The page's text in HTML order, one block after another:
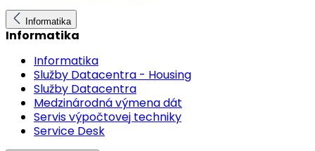
Informatika
Informatika
Informatika
Služby Datacentra - Housing
Služby Datacentra
Medzinárodná výmena dát
Servis výpočtovej techniky
Service Desk